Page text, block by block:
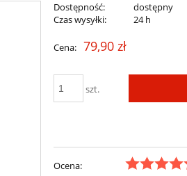
Dostępność:
dostępny
Czas wysyłki:
24 h
Cena: 79,90 zł
szt.
Ocena: